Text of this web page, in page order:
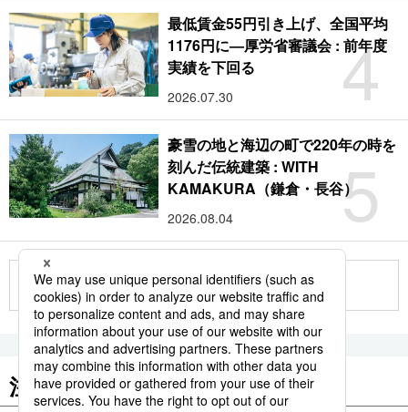
4
最低賃金55円引き上げ、全国平均
1176円に―厚労省審議会 : 前年度
実績を下回る
2026.07.30
5
豪雪の地と海辺の町で220年の時を
刻んだ伝統建築 : WITH
KAMAKURA（鎌倉・長谷）
2026.08.04
もっと見る
注目のキーワード